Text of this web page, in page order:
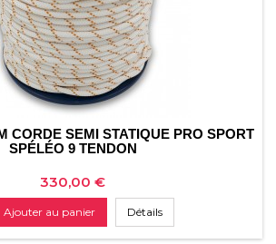
CORDE SEMI STATIQUE PRO SPORT
SPÉLÉO 9 TENDON
Prix
330,00 €
Ajouter au panier Détails